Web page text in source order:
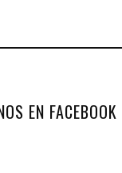
EN FACEBOOK